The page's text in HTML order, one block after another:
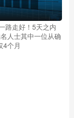
路走好！5天之内
人士其中一位从确
4个月